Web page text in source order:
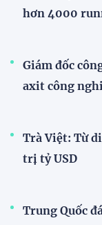
hơn 4000
Giám đốc
axit công
Trà Việt: Từ
trị tỷ USD
Trung Quốc